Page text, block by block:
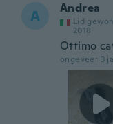
A Andrea
Lid
2018
Ottimo
ongeveer 3